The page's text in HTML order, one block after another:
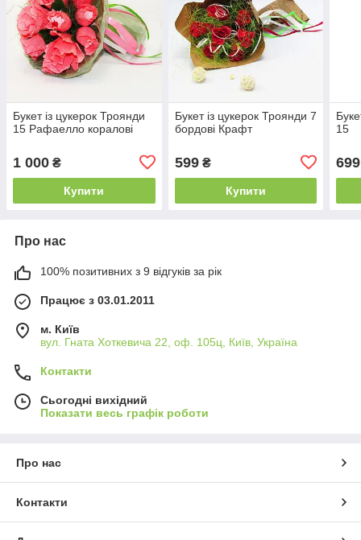
Букет із цукерок Троянди
15 Рафаелло коралові
1 000 ₴
Купити
Букет із цукерок Троянди 7
бордові Крафт
599₴
Купити
15
699
Про нас
100% позитивних з 9 відгуків за рік
Працює з 03.01.2011
м. Київ
вул. Гната Хоткевича 22, оф. 105ц, Київ, Україна
Контакти
Сьогодні вихідний
Показати весь графік роботи
Про нас
Контакти